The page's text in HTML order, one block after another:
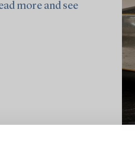
more and see